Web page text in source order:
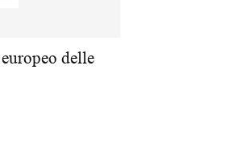
delle